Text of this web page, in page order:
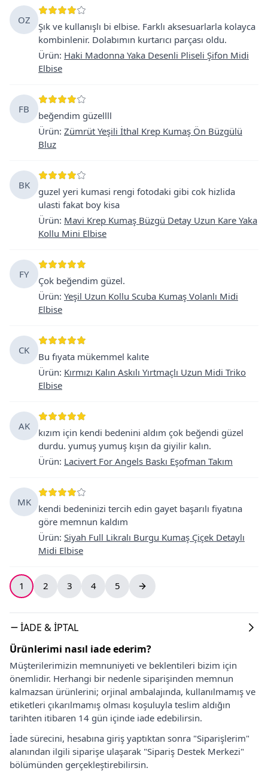
OZ
Şık ve kullanışlı bi elbise. Farklı aksesuarlarla kolayca
kombinlenir. Dolabımın kurtarıcı parçası oldu.
Ürün: Haki Madonna Yaka Desenli Pliseli Şifon Midi
Elbise
FB
beğendim güzellll
Ürün: Zümrüt Yeşili İthal Krep Kumaş Ön Büzgülü
Bluz
BK
guzel yeri kumasi rengi fotodaki gibi cok hizlida
ulasti fakat boy kisa
Ürün: Mavi Krep Kumaş Büzgü Detay Uzun Kare Yaka
Kollu Mini Elbise
FY
Çok beğendim güzel.
Ürün: Yeşil Uzun Kollu Scuba Kumaş Volanlı Midi
Elbise
CK
Bu fıyata mükemmel kalıte
Ürün: Kırmızı Kalın Askılı Yırtmaçlı Uzun Midi Triko
Elbise
AK
kızım için kendi bedenini aldım çok beğendi güzel
durdu. yumuş yumuş kışın da giyilir kalın.
Ürün: Lacivert For Angels Baskı Eşofman Takım
MK
kendi bedeninizi tercih edin gayet başarılı fiyatına
göre memnun kaldım
Ürün: Siyah Full Likralı Burgu Kumaş Çiçek Detaylı
Midi Elbise
1 2 3 4 5
İADE & İPTAL
Ürünlerimi nasıl iade ederim?
Müşterilerimizin memnuniyeti ve beklentileri bizim için
önemlidir. Herhangi bir nedenle siparişinden memnun
kalmazsan ürünlerini; orjinal ambalajında, kullanılmamış ve
etiketleri çıkarılmamış olması koşuluyla teslim aldığın
tarihten itibaren 14 gün içinde iade edebilirsin.
İade sürecini, hesabına giriş yaptıktan sonra "Siparişlerim"
alanından ilgili siparişe ulaşarak "Sipariş Destek Merkezi"
bölümünden gerçekleştirebilirsin.